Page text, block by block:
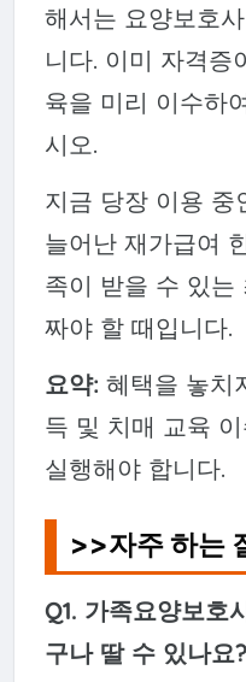
해서는 요양보호
니다. 이미 자격증
육을 미리 이수하
시오.
지금 당장 이용 중
늘어난 재가급여
족이 받을 수 있는
짜야 할 때입니다.
요약: 혜택을 놓치
득 및 치매 교육
실행해야 합니다.
>>자주 하는
Q1. 가족요양보호
구나 딸 수 있나요?